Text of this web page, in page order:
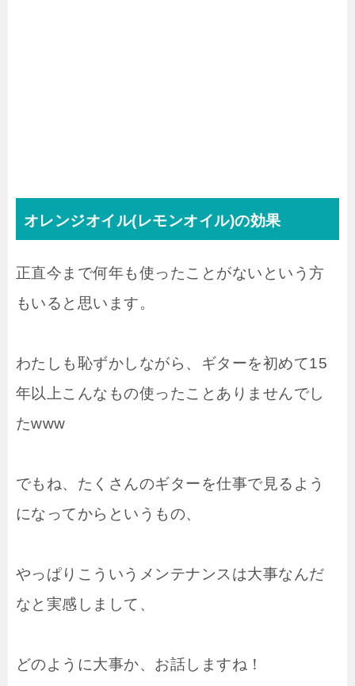
オレンジオイル(レモンオイル)の効果
正直今まで何年も使ったことがないという方
もいると思います。
わたしも恥ずかしながら、ギターを初めて15
年以上こんなもの使ったことありませんでし
たwww
でもね、たくさんのギターを仕事で見るよう
になってからというもの、
やっぱりこういうメンテナンスは大事なんだ
なと実感しまして、
どのように大事か、お話しますね！